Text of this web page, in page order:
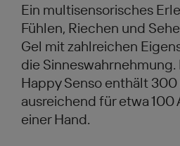
Ein multisensorisches
Fühlen, Riechen und
Gel mit zahlreichen
die Sinneswahrnehmung.
Happy Senso enthält 300
ausreichend für etwa
einer Hand.